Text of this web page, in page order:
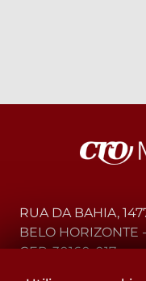
RUA DA BAHIA,
BELO HORIZONTE
CEP: 30160-017